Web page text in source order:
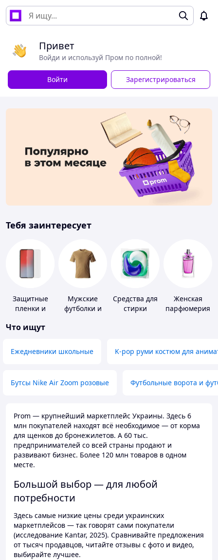
Привет
Войди и используй Пром по полной!
Войти Зарегистрироваться
Тебя заинтересует
Защитные
пленки и
портативных
Мужские
футболки и
Средства для
стирки
Женская
парфюмерия
Что ищут
Ежедневники школьные K-pop руми костюм для
Бутсы Nike Air Zoom розовые Футбольные ворота и
Prom — крупнейший маркетплейс Украины. Здесь 6
млн покупателей находят всё необходимое — от корма
для щенков до бронежилетов. А 60 тыс.
предпринимателей со всей страны продают и
развивают бизнес. Более 120 млн товаров в одном
месте.
Большой выбор — для любой
потребности
Здесь самые низкие цены среди украинских
маркетплейсов — так говорят сами покупатели
(исследование Kantar, 2025). Сравнивайте предложения
от тысяч продавцов, читайте отзывы с фото и видео,
выбирайте лучшее.